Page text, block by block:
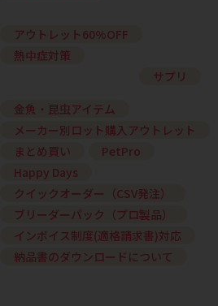
アウトレット60%OFF
熱中症対策
サプリ
金魚・昆虫アイテム
メーカー別ロット購入アウトレット
まとめ買い
PetPro
Happy Days
クイックオーダー（CSV発注）
ブリーダーパック（プロ製品）
インボイス制度(適格請求書)対応
納品書のダウンロードについて